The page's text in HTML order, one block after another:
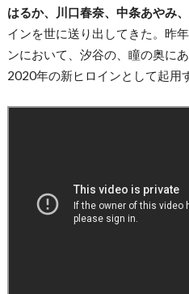
はるか、川口春奈、中条あやみ
インを世に送り出してきた。昨
ンにおいて、汐谷の、瞳の奥に
2020年の新ヒロインとして起用